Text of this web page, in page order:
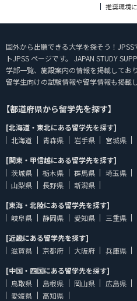
推奨環境
国外から出願できる大学を探そう！
トJPSS ページです。 JAPAN STUDY
学部一覧、施設案内の情報を掲載してお
留学生向けの試験情報や留学情報も掲載
【都道府県から留学先を探す】
[北海道・東北にある留学先を探す]
北海道
青森県 岩手県 宮城県
[関東・甲信越にある留学先を探す]
茨城県
栃木県 群馬県 埼玉県
山梨県
長野県
新潟県
[東海・北陸にある留学先を探す]
岐阜県
静岡県 愛知県 三重県
[近畿にある留学先を探す]
滋賀県
京都府 大阪府 兵庫県
[中国・四国にある留学先を探す]
鳥取県
島根県 岡山県 広島県
愛媛県
高知県